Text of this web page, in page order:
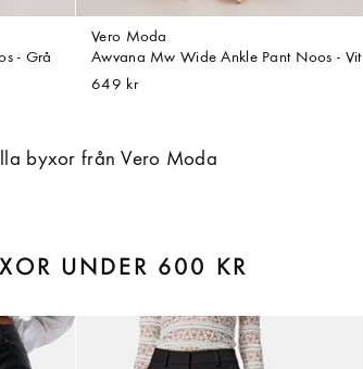
- Grå
Vero Moda
Awvana Mw Wide Ankle Pant Noos - Vit
649 kr
byxor från Vero Moda
UNDER 600 KR